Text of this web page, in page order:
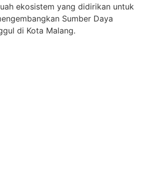
ekosistem yang didirikan untuk
Sumber Daya
di Kota Malang.